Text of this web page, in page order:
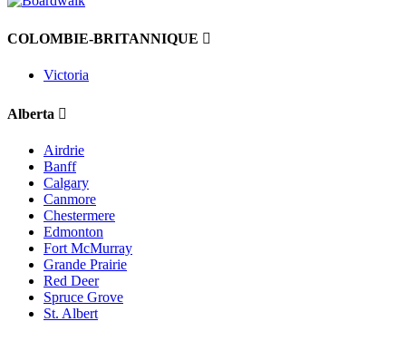
COLOMBIE-BRITANNIQUE
Victoria
Alberta
Airdrie
Banff
Calgary
Canmore
Chestermere
Edmonton
Fort McMurray
Grande Prairie
Red Deer
Spruce Grove
St. Albert